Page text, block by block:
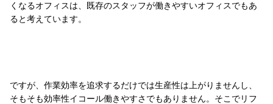
くなるオフィスは、既存のスタッフが働きやすいオフィスでもあ
ると考えています。
ですが、作業効率を追求するだけでは生産性は上がりませんし、
そもそも効率性イコール働きやすさでもありません。そこでリフ